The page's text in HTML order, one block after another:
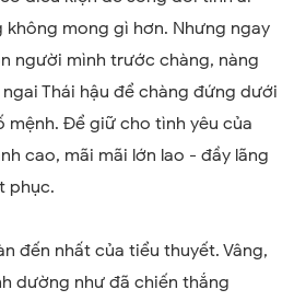
mong gì hơn. Nhưng ngay
người mình trước chàng, nàng
Thái hậu để chàng đứng dưới
Để giữ cho tình yêu của
cao, mãi mãi lớn lao - đầy lãng
phục.
đến nhất của tiểu thuyết. Vâng,
dường như đã chiến thắng